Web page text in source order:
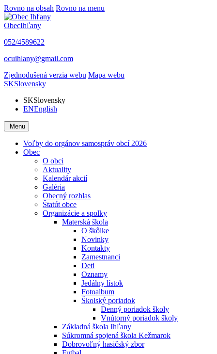
Rovno na obsah Rovno na menu
ObecIhľany
052/4589622
ocuihlany@gmail.com
Zjednodušená verzia webu Mapa webu
SKSlovensky
SKSlovensky
ENEnglish
Menu
Voľby do orgánov samospráv obcí 2026
Obec
O obci
Aktuality
Kalendár akcií
Galéria
Obecný rozhlas
Štatút obce
Organizácie a spolky
Materská škola
O škôlke
Novinky
Kontakty
Zamestnanci
Deti
Oznamy
Jedálny lístok
Fotoalbum
Školský poriadok
Denný poriadok školy
Vnútorný poriadok školy
Základná škola Ihľany
Súkromná spojená škola Kežmarok
Dobrovoľný hasičský zbor